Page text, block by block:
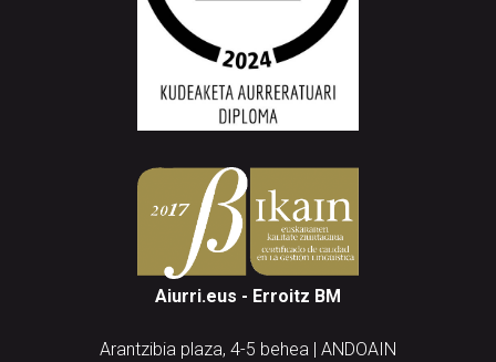
Aiurri.eus - Erroitz BM
Arantzibia plaza, 4-5 behea | ANDOAIN